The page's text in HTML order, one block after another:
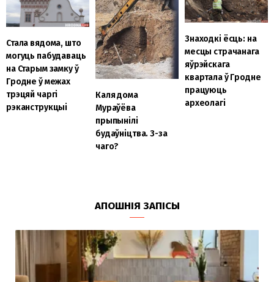
Стала вядома, што
могуць пабудаваць
на Старым замку ў
Гродне ў межах
трэцяй чаргі
рэканструкцыі
Каля дома
Мураўёва
прыпынілі
будаўніцтва. З-за
чаго?
Знаходкі ёсць: на
месцы страчанага
яўрэйскага
квартала ў Гродне
працуюць
археолагі
АПОШНІЯ ЗАПІСЫ